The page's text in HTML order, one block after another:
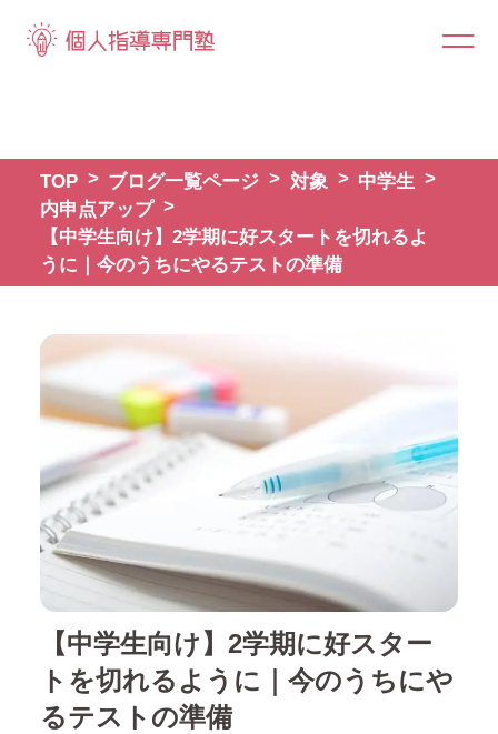
TOP ブログ一覧ページ 対象
中学生
内申点アップ
【中学生向け】2学期に好スタートを切れるよ
うに｜今のうちにやるテストの準備
【中学生向け】2学期に好スター
トを切れるように｜今のうちにや
るテストの準備